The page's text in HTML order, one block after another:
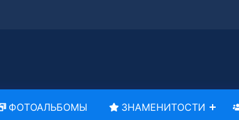
ФОТОАЛЬБОМЫ ЗНАМЕНИТОСТИ